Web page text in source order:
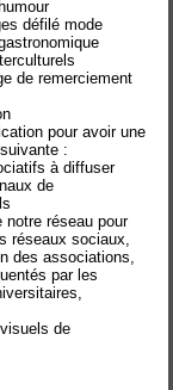
défilé mode
de remerciement
pour avoir une
:
à diffuser
de
notre réseau pour
réseaux sociaux,
des associations,
par les
de